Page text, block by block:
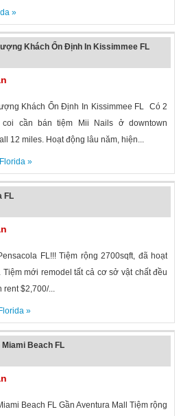
»
Khách Ổn Định In Kissimmee FL
Khách Ổn Định In Kissimmee FL Có 2
cần bán tiệm Mii Nails ở downtown
12 miles. Hoạt động lâu năm, hiện...
Florida»
FL
FL!!! Tiệm rộng 2700sqft, đã hoạt
mới remodel tất cả cơ sở vật chất đều
rent $2,700/...
Florida»
Beach FL
Beach FL Gần Aventura Mall Tiệm rộng